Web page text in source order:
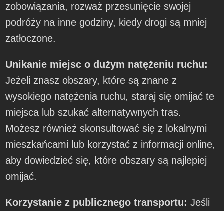
zobowiązania, rozważ przesunięcie swojej
podróży na inne godziny, kiedy drogi są mniej
zatłoczone.
Unikanie miejsc o dużym natężeniu ruchu:
Jeżeli znasz obszary, które są znane z
wysokiego natężenia ruchu, staraj się omijać te
miejsca lub szukać alternatywnych tras.
Możesz również skonsultować się z lokalnymi
mieszkańcami lub korzystać z informacji online,
aby dowiedzieć się, które obszary są najlepiej
omijać.
Korzystanie z publicznego transportu: Jeśli